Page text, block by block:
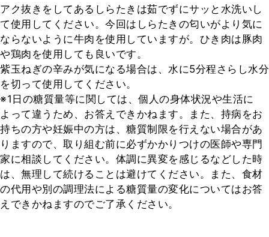
アク抜きをしてあるしらたきは茹でずにサッと水洗いし
て使用してください。今回はしらたきの匂いがより気に
ならないように牛肉を使用していますが。ひき肉は豚肉
や鶏肉を使用しても良いです。
紫玉ねぎの辛みが気になる場合は、水に5分程さらし水分
を切って使用してください。
※1日の糖質量等に関しては、個人の身体状況や生活に
よって違うため、お答えできかねます。また、持病をお
持ちの方や妊娠中の方は、糖質制限を行えない場合があ
りますので、取り組む前に必ずかかりつけの医師や専門
家に相談してください。体調に異変を感じるなどした時
は、無理して続けることは避けてください。また、食材
の代用や別の調理法による糖質量の変化についてはお答
えできかねますのでご了承ください。